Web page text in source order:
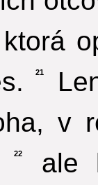
21
v
22
ale